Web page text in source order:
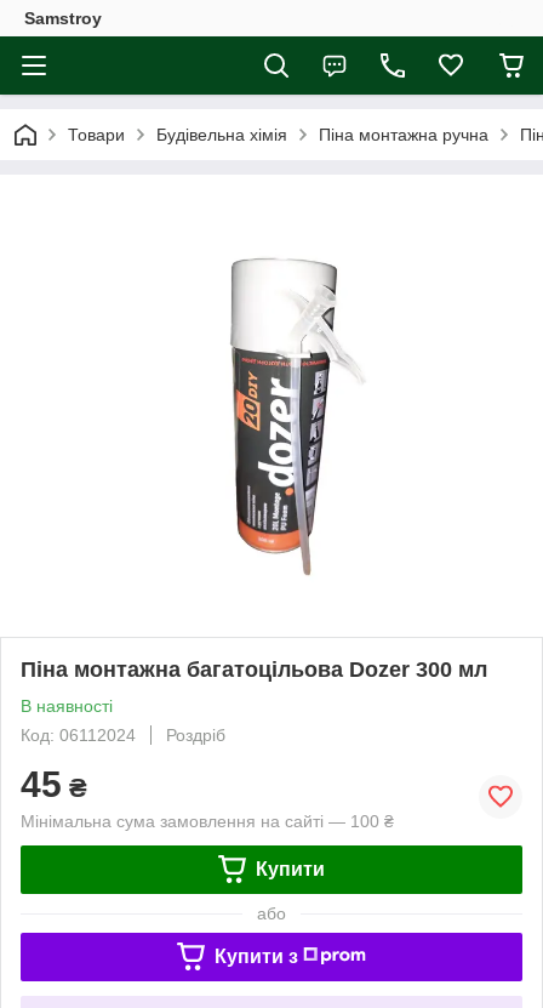
Samstroy
Товари Будівельна хімія Піна монтажна ручна
Піна монтажна багатоцільова Dozer 300 мл
В наявності
Код: 06112024
Роздріб
45 ₴
Мінімальна сума замовлення на сайті — 100 ₴
Купити
або
Купити з